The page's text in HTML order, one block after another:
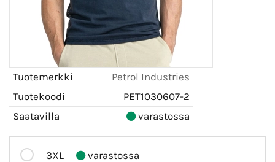
Tuotemerkki
Petrol Industries
Tuotekoodi
PET1030607-2
Saatavilla
varastossa
3XL varastossa